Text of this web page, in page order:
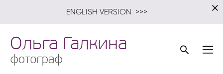
ENGLISH VERSION >>>